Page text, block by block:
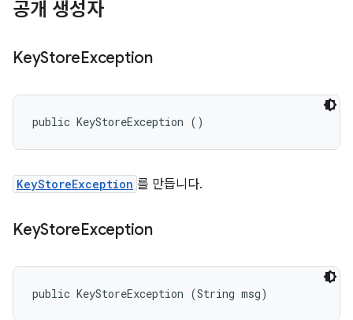
공개 생성자
KeyStoreException
public KeyStoreException ()
KeyStoreException 를 만듭니다.
KeyStoreException
public KeyStoreException (String msg)